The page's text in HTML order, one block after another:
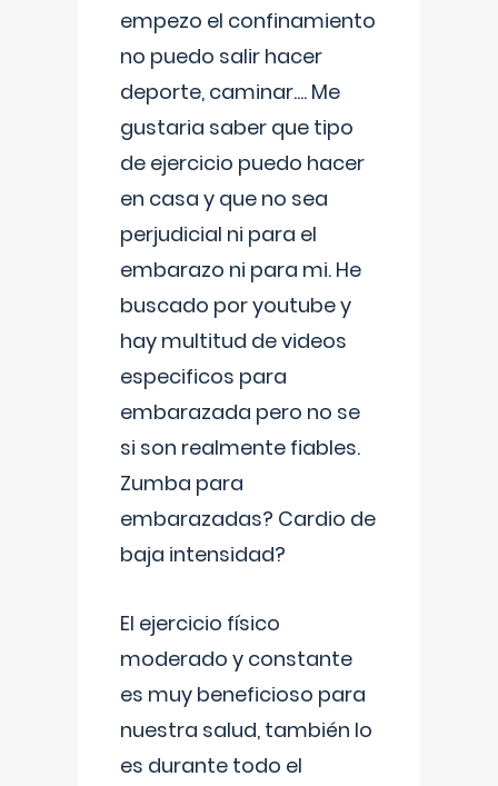
empezo el confinamiento
no puedo salir hacer
deporte, caminar.... Me
gustaria saber que tipo
de ejercicio puedo hacer
en casa y que no sea
perjudicial ni para el
embarazo ni para mi. He
buscado por youtube y
hay multitud de videos
especificos para
embarazada pero no se
si son realmente fiables.
Zumba para
embarazadas? Cardio de
baja intensidad?
El ejercicio físico
moderado y constante
es muy beneficioso para
nuestra salud, también lo
es durante todo el